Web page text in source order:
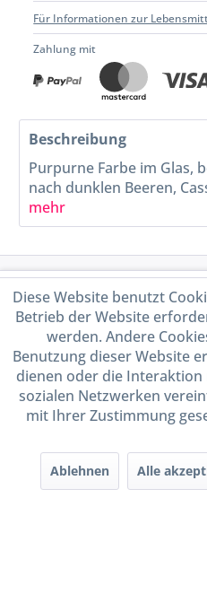
Für Informationen zur
Zahlung mit
Beschreibung
Purpurne Farbe im Glas,
nach dunklen Beeren,
mehr
Service Hotline
Shop Service
Informationen
Handel mit BIO-
durch DE-ÖKO-
Diese Website benutzt
Betrieb der Website
werden. Andere
Benutzung dieser Website
dienen oder die
sozialen Netzwerken
mit Ihrer Zustimmung
Ablehnen Alle